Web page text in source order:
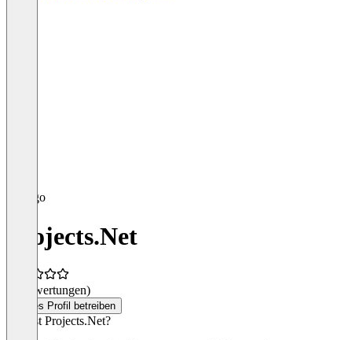
Projects.Net
(0 Bewertungen)
Dieses Profil betreiben
Was ist Projects.Net?